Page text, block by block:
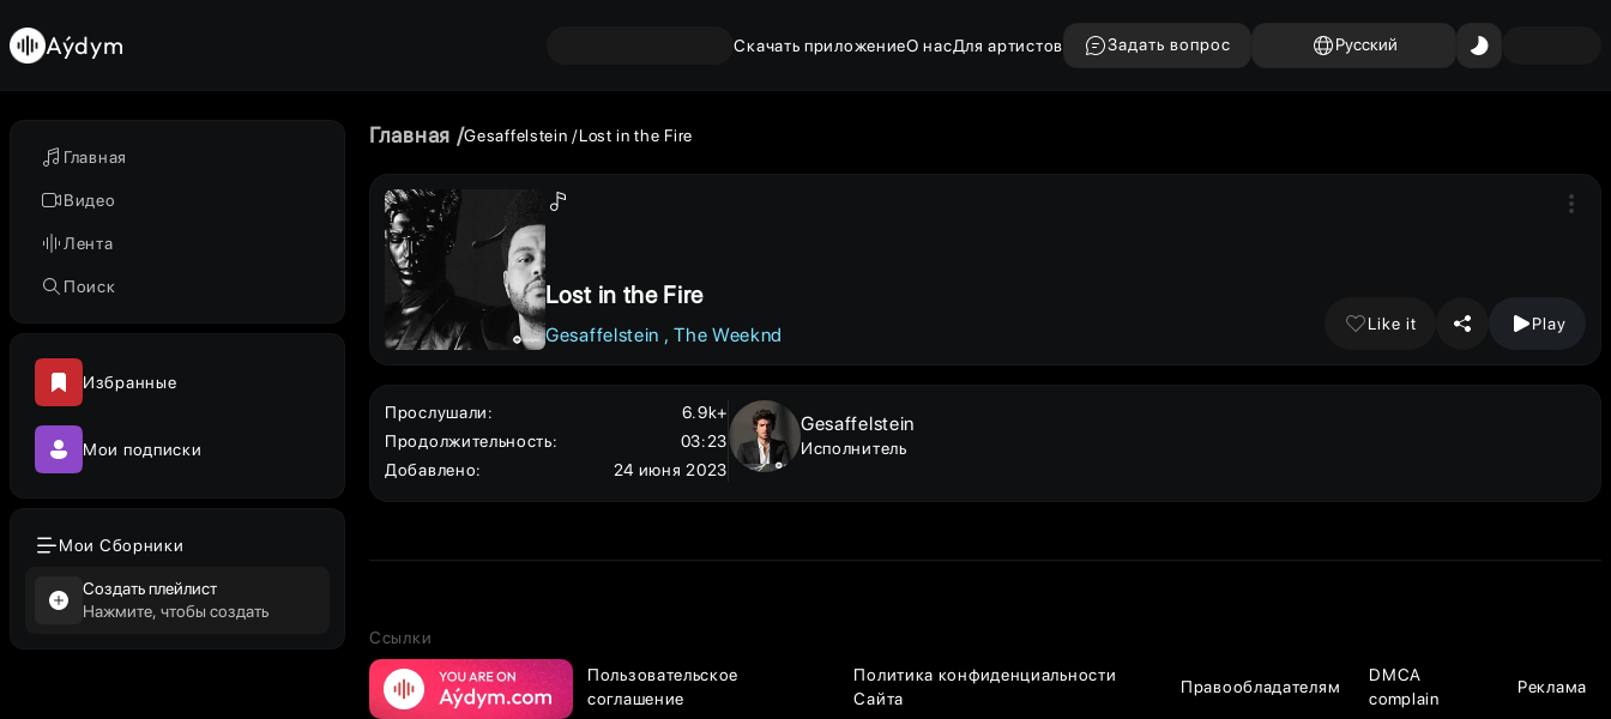
Главная
Видео
Лента
Поиск
Избранные
Мои подписки
Мои Сборники
Создать плейлист
Нажмите, чтобы создать
Aýdym Скачать приложениеО насДля артистов Задать вопрос Русский
Главная Gesaffelstein Lost in the Fire
Lost in the Fire
Gesaffelstein The Weeknd
Like it Play
Прослушали:
6.9k+
Продолжительность:
03:23
Добавлено: 24 июня 2023
Gesaffelstein
Исполнитель
Ссылки
Пользовательское
соглашение
Политика конфиденциальности
Сайта
Правообладателям
DMCA
complain
Реклама